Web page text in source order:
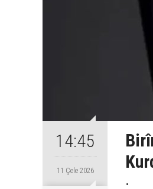
14:45
11 Çele 2026
.